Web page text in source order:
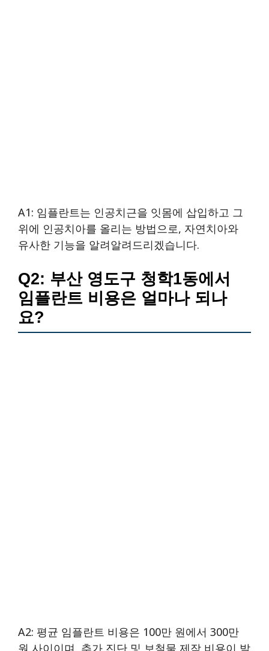
A1: 임플란트는 인공치근을 잇몸에 삽입하고 그
위에 인공치아를 올리는 방법으로, 자연치아와
유사한 기능을 알려알려드리겠습니다.
Q2: 부산 영도구 청학1동에서
임플란트 비용은 얼마나 되나
요?
A2: 평균 임플란트 비용은 100만 원에서 300만